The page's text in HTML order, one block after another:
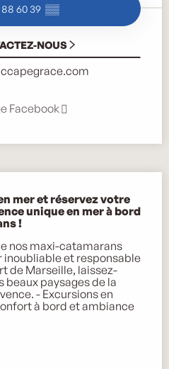
60 39 ▒▒
NOUS
Facebook
mer et réservez votre
unique en mer à bord
!
nos maxi-catamarans
inoubliable et responsable
de Marseille, laissez-
beaux paysages de la
- Excursions en
à bord et ambiance